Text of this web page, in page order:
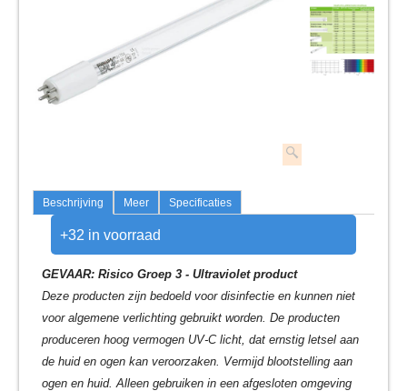
Beschrijving Meer Specificaties
+32 in voorraad
GEVAAR: Risico Groep 3 - Ultraviolet product
Deze producten zijn bedoeld voor disinfectie en kunnen niet
voor algemene verlichting gebruikt worden. De producten
produceren hoog vermogen UV-C licht, dat ernstig letsel aan
de huid en ogen kan veroorzaken. Vermijd blootstelling aan
ogen en huid. Alleen gebruiken in een afgesloten omgeving